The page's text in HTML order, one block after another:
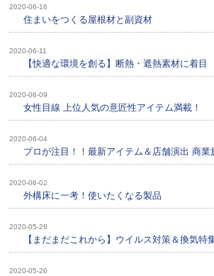
2020-06-16
住まいをつくる屋根材と副資材
2020-06-11
【快適な環境を創る】断熱・遮熱素材に着目
2020-06-09
女性目線 上位人気の意匠性アイテム満載！
2020-06-04
プロが注目！！最新アイテム＆店舗演出 商業
2020-06-02
外構床に一考！使いたくなる製品
2020-05-28
【まだまだこれから】ウイルス対策＆換気特
2020-05-26